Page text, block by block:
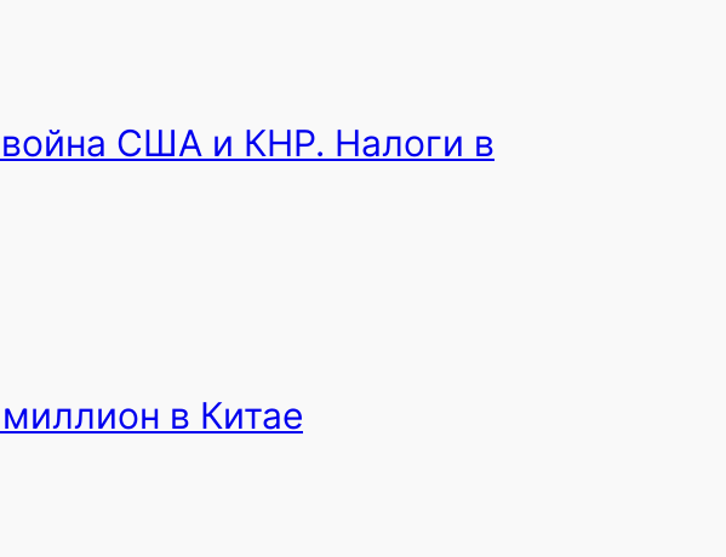
война США и КНР. Налоги в
в Китае